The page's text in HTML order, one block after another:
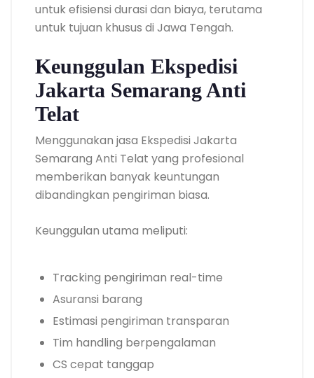
untuk efisiensi durasi dan biaya, terutama
untuk tujuan khusus di Jawa Tengah.
Keunggulan Ekspedisi
Jakarta Semarang Anti
Telat
Menggunakan jasa Ekspedisi Jakarta
Semarang Anti Telat yang profesional
memberikan banyak keuntungan
dibandingkan pengiriman biasa.
Keunggulan utama meliputi:
Tracking pengiriman real-time
Asuransi barang
Estimasi pengiriman transparan
Tim handling berpengalaman
CS cepat tanggap